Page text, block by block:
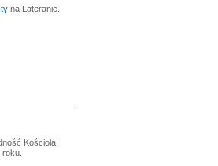
na Lateranie.
Kościoła.